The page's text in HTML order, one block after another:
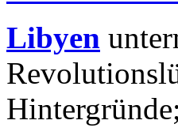
Libyen